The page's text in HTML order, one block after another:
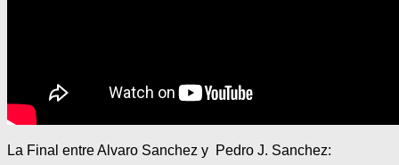
La Final entre Alvaro Sanchez y Pedro J. Sanchez: